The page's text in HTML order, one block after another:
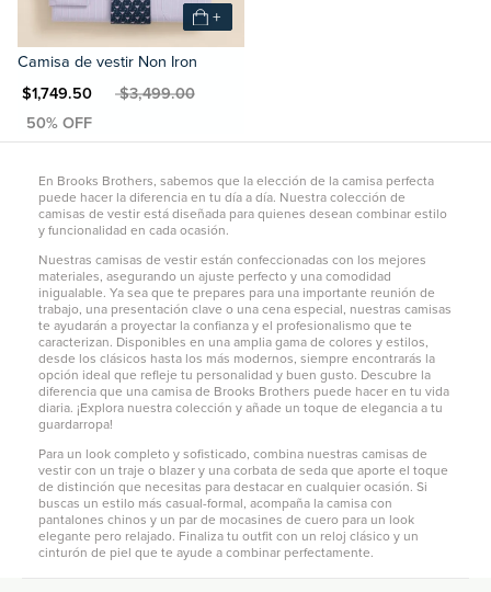
+
Camisa de vestir Non Iron
$1,749.50MXN $3,499.00
En Brooks Brothers, sabemos que la elección de la camisa perfecta
puede hacer la diferencia en tu día a día. Nuestra colección de
camisas de vestir está diseñada para quienes desean combinar estilo
y funcionalidad en cada ocasión.
Nuestras camisas de vestir están confeccionadas con los mejores
materiales, asegurando un ajuste perfecto y una comodidad
inigualable. Ya sea que te prepares para una importante reunión de
trabajo, una presentación clave o una cena especial, nuestras camisas
te ayudarán a proyectar la confianza y el profesionalismo que te
caracterizan. Disponibles en una amplia gama de colores y estilos,
desde los clásicos hasta los más modernos, siempre encontrarás la
opción ideal que refleje tu personalidad y buen gusto. Descubre la
diferencia que una camisa de Brooks Brothers puede hacer en tu vida
diaria. ¡Explora nuestra colección y añade un toque de elegancia a tu
guardarropa!
Para un look completo y sofisticado, combina nuestras camisas de
vestir con un traje o blazer y una corbata de seda que aporte el toque
de distinción que necesitas para destacar en cualquier ocasión. Si
buscas un estilo más casual-formal, acompaña la camisa con
pantalones chinos y un par de mocasines de cuero para un look
elegante pero relajado. Finaliza tu outfit con un reloj clásico y un
cinturón de piel que te ayude a combinar perfectamente.